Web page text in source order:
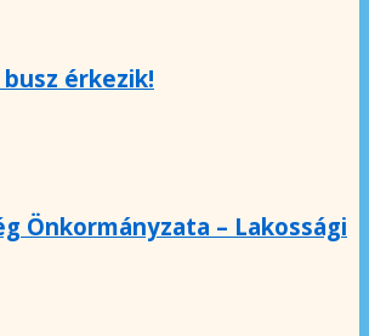
érkezik!
Önkormányzata – Lakossági